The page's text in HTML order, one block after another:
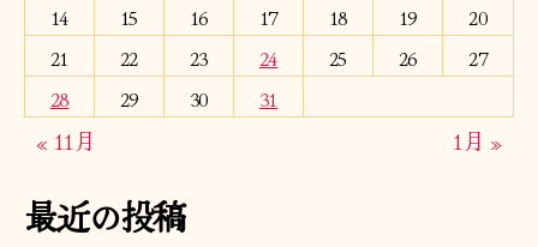
14
15 16 17 18 19
20
21
22 23 24 25 26
27
28
29 30 31
« 11月 1月 »
最近の投稿